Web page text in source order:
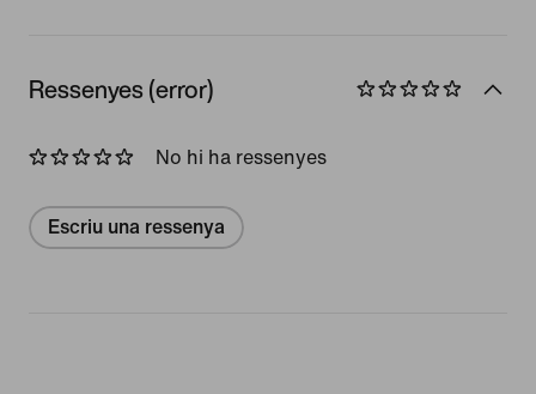
Ressenyes (error)
No hi ha ressenyes
Escriu una ressenya